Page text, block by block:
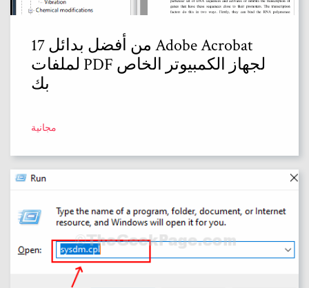
17 من أفضل بدائل Adobe Acrobat
لملفات PDF لجهاز الكمبيوتر الخاص
بك
مجانية